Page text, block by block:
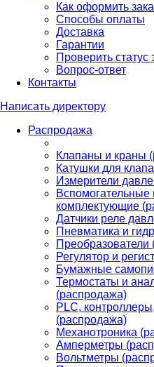
Как оформить
Способы оплаты
Доставка
Гарантии
Проверить статус
Вопрос-ответ
Контакты
Написать директору
Распродажа
Клапаны и краны
Катушки для
Измерители
комплектующие
Датчики реле
Пневматика и
Преобразователи
Регулятор и
Бумажные
Термостаты и
(распродажа)
PLС,
(распродажа)
Механотроника
Амперметры
Вольтметры